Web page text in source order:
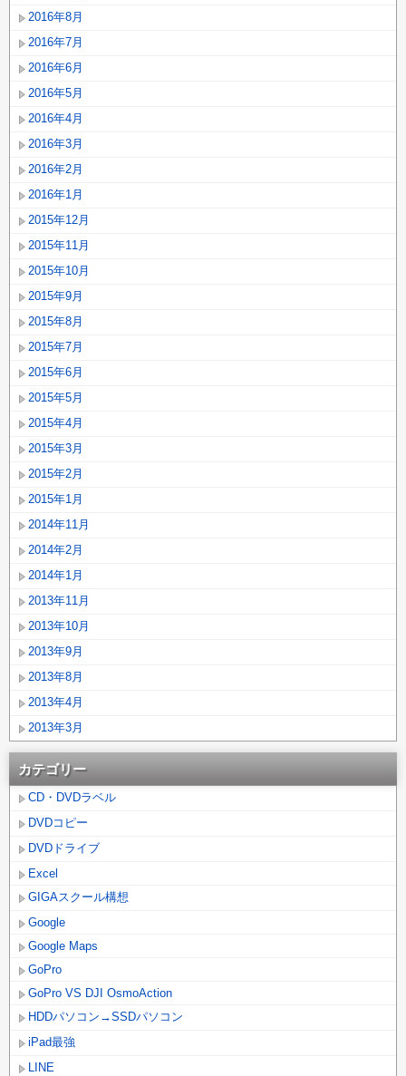
2016年8月
2016年7月
2016年6月
2016年5月
2016年4月
2016年3月
2016年2月
2016年1月
2015年12月
2015年11月
2015年10月
2015年9月
2015年8月
2015年7月
2015年6月
2015年5月
2015年4月
2015年3月
2015年2月
2015年1月
2014年11月
2014年2月
2014年1月
2013年11月
2013年10月
2013年9月
2013年8月
2013年4月
2013年3月
カテゴリー
CD・DVDラベル
DVDコピー
DVDドライブ
Excel
GIGAスクール構想
Google
Google Maps
GoPro
GoPro VS DJI OsmoAction
HDDパソコン→SSDパソコン
iPad最強
LINE